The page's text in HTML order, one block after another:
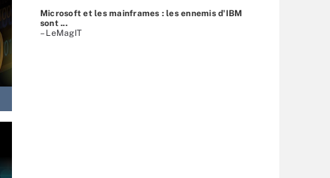
Microsoft et les mainframes : les ennemis d'IBM
sont ...
– LeMagIT